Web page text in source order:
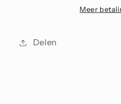
Meer
Delen